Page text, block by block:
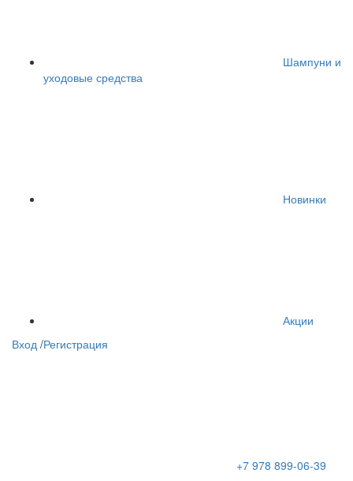
Шампуни и
уходовые средства
Новинки
Акции
Вход /Регистрация
+7 978 899-06-39